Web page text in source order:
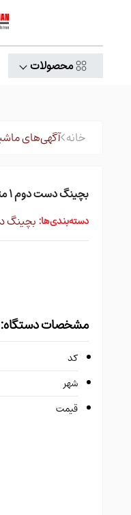
محصولات
خانه آگهی‌های
بچینگ دست دوم ۱ متری
دسته‌بندی‌ها:بچینگ
مشخصات دستگاه:
کد
شهر
قیمت